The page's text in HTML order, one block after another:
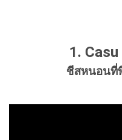
1.
ชีสหนอนที่